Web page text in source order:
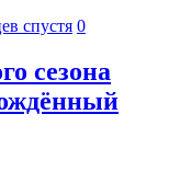
спустя 0
сезона